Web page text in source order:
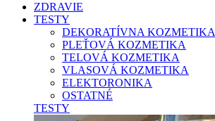
ZDRAVIE
TESTY
DEKORATÍVNA KOZMETIKA
PLEŤOVÁ KOZMETIKA
TELOVÁ KOZMETIKA
VLASOVÁ KOZMETIKA
ELEKTORONIKA
OSTATNÉ
TESTY